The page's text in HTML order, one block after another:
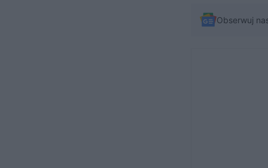
Obserwuj